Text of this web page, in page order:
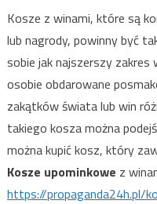
Kosze z winami, które są
lub nagrody, powinny być
sobie jak najszerszy
osobie obdarowane
zakątków świata lub win
takiego kosza można
można kupić kosz, który
Kosze upominkowe z
https://propaganda24h.pl/